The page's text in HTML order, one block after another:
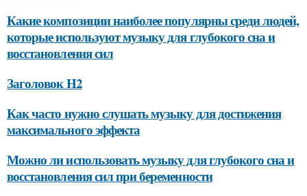
Какие композиции наиболее популярны среди людей,
которые используют музыку для глубокого сна и
восстановления сил
Заголовок H2
Как часто нужно слушать музыку для достижения
максимального эффекта
Можно ли использовать музыку для глубокого сна и
восстановления сил при беременности